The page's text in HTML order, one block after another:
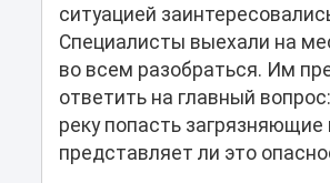
ситуацией
Специалисты выехали на
во всем разобраться. Им
ответить на главный
реку попасть
представляет ли это